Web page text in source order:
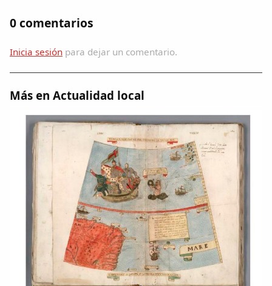
0 comentarios
Inicia sesión para dejar un comentario.
Más en Actualidad local